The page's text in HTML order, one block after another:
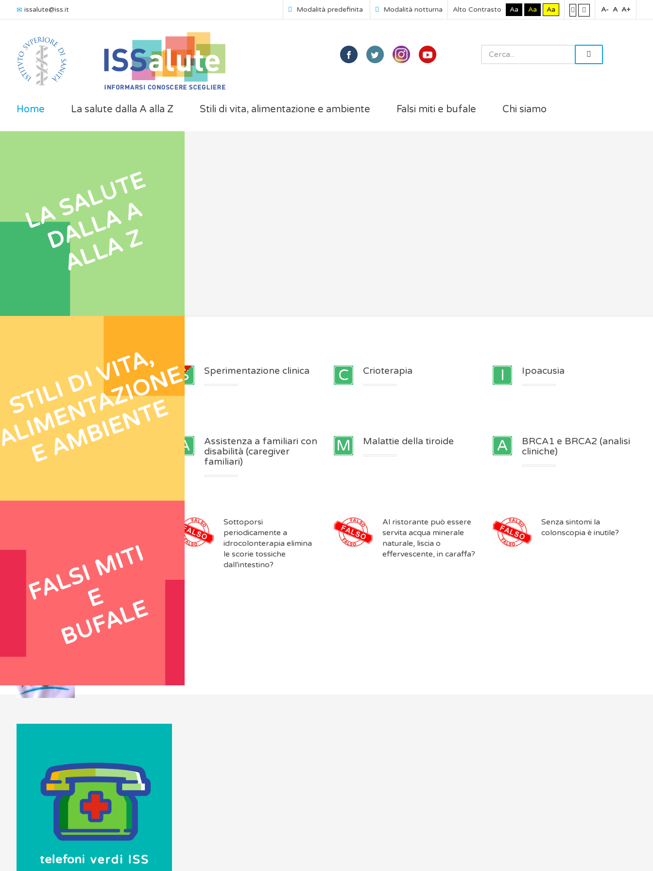
issalute@iss.it Modalità predefinita Modalità notturna Alto Contrasto Aa Aa Aa A- A A+
Home La salute dalla A alla Z Stili di vita, alimentazione e ambiente Falsi miti e bufale Chi siamo
Livelli Essenziali di
Assistenza (LEA)
Sperimentazione clinica Crioterapia Ipoacusia
EVIDENZA
Ginnastica posturale
Assistenza a familiari con
disabilità (caregiver
familiari)
Malattie della tiroide
BRCA1 e BRCA2 (analisi
cliniche)
BUFALEIN EVIDENZA
Sottoporsi
periodicamente a
idrocolonterapia elimina
le scorie tossiche
dall'intestino?
Al ristorante può essere
servita acqua minerale
naturale, liscia o
effervescente, in caraffa?
Senza sintomi la
colonscopia è inutile?
MULTIMEDIA